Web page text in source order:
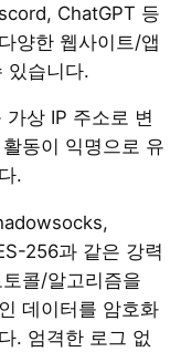
ChatGPT 등
양한 웹사이트/앱
있습니다.
가상 IP 주소로 변
동이 익명으로 유
.
256과 같은 강력
콜/알고리즘을
데이터를 암호화
. 엄격한 로그 없